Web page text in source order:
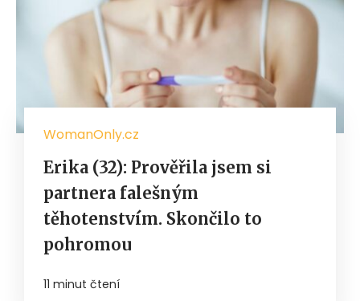
WomanOnly.cz
Erika (32): Prověřila jsem si
partnera falešným
těhotenstvím. Skončilo to
pohromou
11 minut čtení